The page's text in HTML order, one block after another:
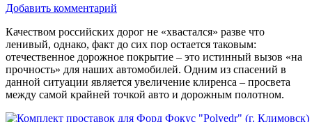
Добавить комментарий
Качеством российских дорог не «хвастался» разве что
ленивый, однако, факт до сих пор остается таковым:
отечественное дорожное покрытие – это истинный вызов «на
прочность» для наших автомобилей. Одним из спасений в
данной ситуации является увеличение клиренса – просвета
между самой крайней точкой авто и дорожным полотном.